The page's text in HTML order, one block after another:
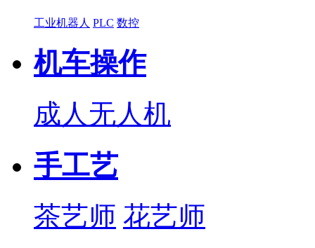
工业机器人 PLC 数控
机车操作
成人无人机
手工艺
茶艺师 花艺师